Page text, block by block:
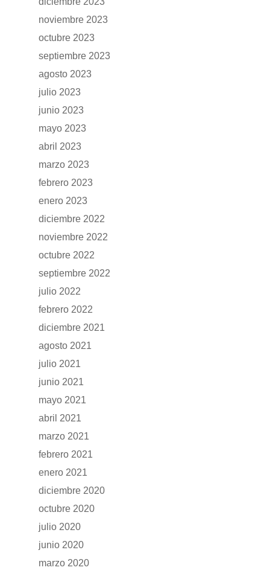
noviembre 2023
octubre 2023
septiembre 2023
agosto 2023
julio 2023
junio 2023
mayo 2023
abril 2023
marzo 2023
febrero 2023
enero 2023
diciembre 2022
noviembre 2022
octubre 2022
septiembre 2022
julio 2022
febrero 2022
diciembre 2021
agosto 2021
julio 2021
junio 2021
mayo 2021
abril 2021
marzo 2021
febrero 2021
enero 2021
diciembre 2020
octubre 2020
julio 2020
junio 2020
marzo 2020